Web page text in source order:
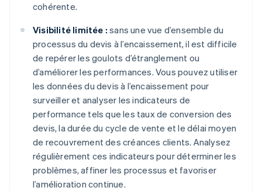
cohérente.
Visibilité limitée : sans une vue d’ensemble du
processus du devis à l’encaissement, il est difficile
de repérer les goulots d’étranglement ou
d’améliorer les performances. Vous pouvez utiliser
les données du devis à l’encaissement pour
surveiller et analyser les indicateurs de
performance tels que les taux de conversion des
devis, la durée du cycle de vente et le délai moyen
de recouvrement des créances clients. Analysez
régulièrement ces indicateurs pour déterminer les
problèmes, affiner les processus et favoriser
l’amélioration continue.